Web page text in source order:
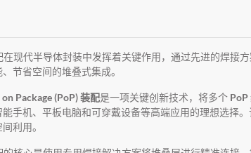
在现代半导体封装中发挥着关键作用，通过先进的焊接
节省空间的堆叠式集成。
on Package (PoP) 装配是一项关键创新技术，将多个 PoP
能手机、平板电脑和可穿戴设备等高端应用的理想选择
利用。